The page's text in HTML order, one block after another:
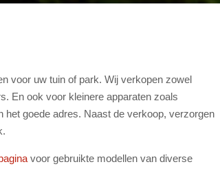
voor uw tuin of park. Wij verkopen zowel
En ook voor kleinere apparaten zoals
het goede adres. Naast de verkoop, verzorgen
voor gebruikte modellen van diverse